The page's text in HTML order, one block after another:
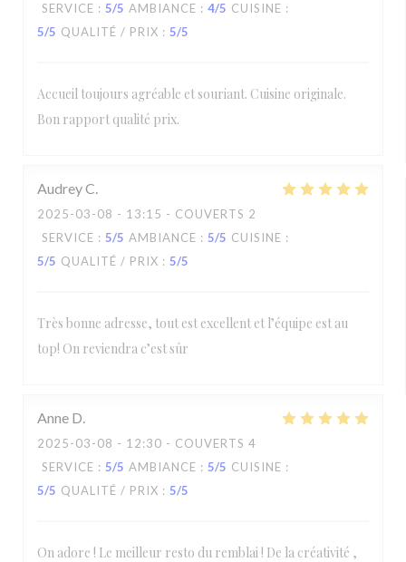
SERVICE : 5/5 AMBIANCE : 4/5 CUISINE :
5/5 QUALITÉ / PRIX : 5/5
Accueil toujours agréable et souriant. Cuisine originale.
Bon rapport qualité prix.
AudreyC
2025-03-08 - 13:15 - COUVERTS 2
SERVICE : 5/5 AMBIANCE : 5/5 CUISINE :
5/5 QUALITÉ / PRIX : 5/5
Très bonne adresse, tout est excellent et l’équipe est au
top! On reviendra c’est sûr
Anne D
2025-03-08 - 12:30 - COUVERTS 4
SERVICE : 5/5 AMBIANCE : 5/5 CUISINE :
5/5 QUALITÉ / PRIX : 5/5
On adore ! Le meilleur resto du remblai ! De la créativité ,